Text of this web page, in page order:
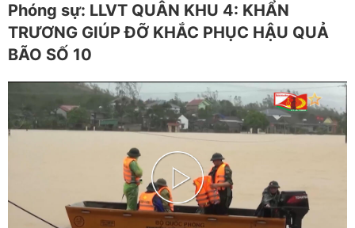
Phóng sự: LLVT QUÂN KHU 4: KHẨN
TRƯƠNG GIÚP ĐỠ KHẮC PHỤC HẬU QUẢ
BÃO SỐ 10
Play